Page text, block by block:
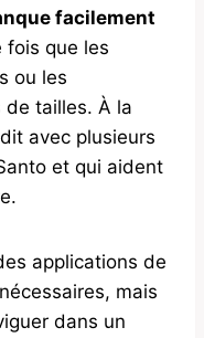
facilement
fois que les
ou les
de tailles. À la
avec plusieurs
et qui aident
applications de
mais
dans un